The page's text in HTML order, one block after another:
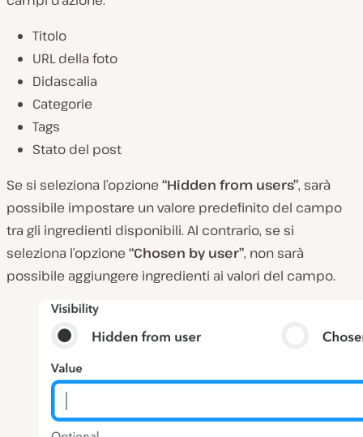
Titolo
URL della foto
Didascalia
Categorie
Tags
Stato del post
Se si seleziona l’opzione “Hidden from users”, sarà
possibile impostare un valore predefinito del campo
tra gli ingredienti disponibili. Al contrario, se si
seleziona l’opzione “Chosen by user”, non sarà
possibile aggiungere ingredienti ai valori del campo.